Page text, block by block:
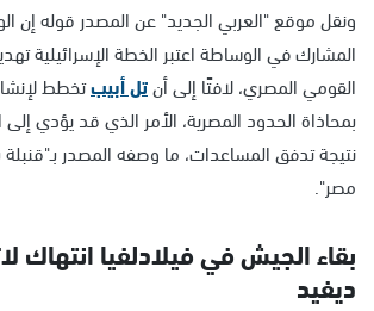
ونقل موقع "العربي الجديد" عن المصدر قوله إن
المشارك في الوساطة اعتبر الخطة الإسرائيلية
القومي المصري، لافتًا إلى أنتل أبيبتخطط
بمحاذاة الحدود المصرية، الأمر الذي قد يؤدي
نتيجة تدفق المساعدات، ما وصفه المصدر
مصر".
بقاء الجيش في فيلادلفيا انتهاك
ديفيد